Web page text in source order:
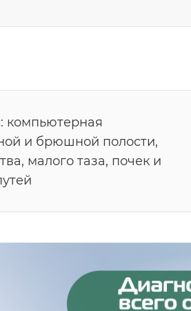
компьютерная
и брюшной полости,
малого таза, почек и